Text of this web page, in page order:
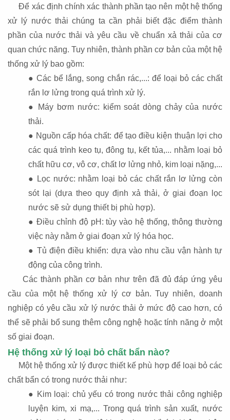
Để xác định chính xác thành phần tạo nên một hệ thống
xử lý nước thải chúng ta cần phải biết đặc điểm thành
phần của nước thải và yêu cầu về chuẩn xả thải của cơ
quan chức năng. Tuy nhiên, thành phần cơ bản của một hệ
thống xử lý bao gồm:
● Các bể lắng, song chắn rác,...: để loại bỏ các chất
rắn lơ lửng trong quá trình xử lý.
● Máy bơm nước: kiểm soát dòng chảy của nước
thải.
● Nguồn cấp hóa chất: để tạo điều kiện thuận lợi cho
các quá trình keo tụ, đông tụ, kết tủa,... nhằm loại bỏ
chất hữu cơ, vô cơ, chất lơ lửng nhỏ, kim loại nặng,...
● Lọc nước: nhằm loại bỏ các chất rắn lơ lửng còn
sót lại (dựa theo quy định xả thải, ở giai đoạn lọc
nước sẽ sử dụng thiết bị phù hợp).
● Điều chỉnh độ pH: tùy vào hệ thống, thông thường
việc này nằm ở giai đoạn xử lý hóa học.
● Tủ điện điều khiển: dựa vào nhu cầu vận hành tự
động của công trình.
Các thành phần cơ bản như trên đã đủ đáp ứng yêu
cầu của một hệ thống xử lý cơ bản. Tuy nhiên, doanh
nghiệp có yêu cầu xử lý nước thải ở mức độ cao hơn, có
thể sẽ phải bổ sung thêm công nghệ hoặc tính năng ở một
số giai đoạn.
Hệ thống xử lý loại bỏ chất bẩn nào?
Một hệ thống xử lý được thiết kế phù hợp để loại bỏ các
chất bẩn có trong nước thải như:
● Kim loại: chủ yếu có trong nước thải công nghiệp
luyện kim, xi mạ,... Trong quá trình sản xuất, nước